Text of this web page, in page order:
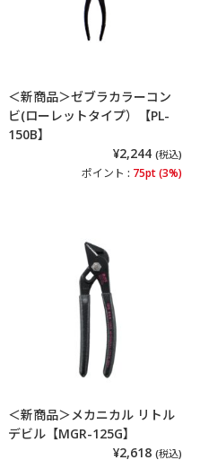
＜新商品＞ゼブラカラーコン
ビ(ローレットタイプ）【PL-
150B】
¥2,244 (税込)
ポイント : 75pt (3%)
＜新商品＞メカニカル リトル
デビル【MGR-125G】
¥2,618 (税込)